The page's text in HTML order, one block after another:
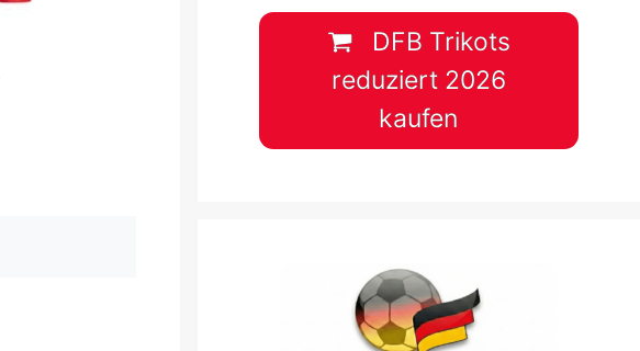
DFB Trikots
reduziert 2026
kaufen